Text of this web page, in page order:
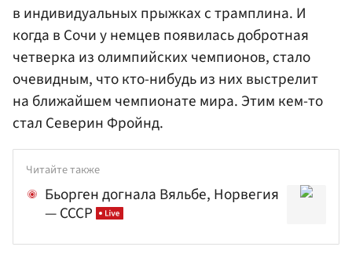
в индивидуальных прыжках с трамплина. И
когда в Сочи у немцев появилась добротная
четверка из олимпийских чемпионов, стало
очевидным, что кто-нибудь из них выстрелит
на ближайшем чемпионате мира. Этим кем-то
стал Северин Фройнд.
Читайте также
Бьорген догнала Вяльбе, Норвегия
— СССР